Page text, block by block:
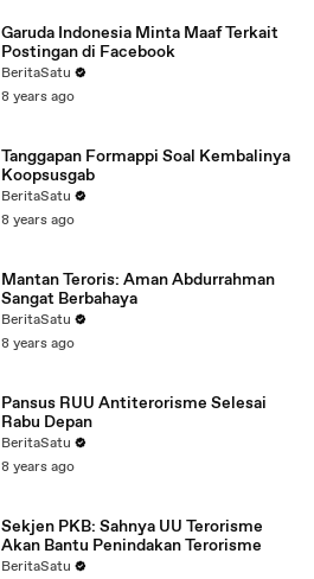
Garuda Indonesia Minta Maaf Terkait
Postingan di Facebook
BeritaSatu
8 years ago
Tanggapan Formappi Soal Kembalinya
Koopsusgab
BeritaSatu
8 years ago
Mantan Teroris: Aman Abdurrahman
Sangat Berbahaya
BeritaSatu
8 years ago
Pansus RUU Antiterorisme Selesai
Rabu Depan
BeritaSatu
8 years ago
Sekjen PKB: Sahnya UU Terorisme
Akan Bantu Penindakan Terorisme
BeritaSatu